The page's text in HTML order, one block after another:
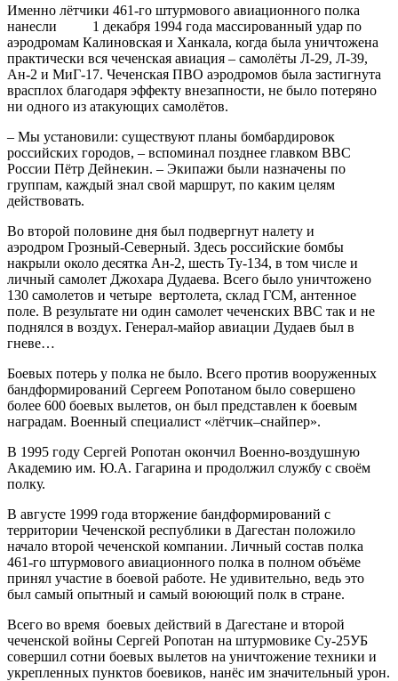
Именно лётчики 461-го штурмового авиационного полка
нанесли 1 декабря 1994 года массированный удар по
аэродромам Калиновская и Ханкала, когда была уничтожена
практически вся чеченская авиация – самолёты Л-29, Л-39,
Ан-2 и МиГ-17. Чеченская ПВО аэродромов была застигнута
врасплох благодаря эффекту внезапности, не было потеряно
ни одного из атакующих самолётов.
– Мы установили: существуют планы бомбардировок
российских городов, – вспоминал позднее главком ВВС
России Пётр Дейнекин. – Экипажи были назначены по
группам, каждый знал свой маршрут, по каким целям
действовать.
Во второй половине дня был подвергнут налету и
аэродром Грозный-Северный. Здесь российские бомбы
накрыли около десятка Ан-2, шесть Ту-134, в том числе и
личный самолет Джохара Дудаева. Всего было уничтожено
130 самолетов и четыре вертолета, склад ГСМ, антенное
поле. В результате ни один самолет чеченских ВВС так и не
поднялся в воздух. Генерал-майор авиации Дудаев был в
гневе…
Боевых потерь у полка не было. Всего против вооруженных
бандформирований Сергеем Ропотаном было совершено
более 600 боевых вылетов, он был представлен к боевым
наградам. Военный специалист «лётчик–снайпер».
В 1995 году Сергей Ропотан окончил Военно-воздушную
Академию им. Ю.А. Гагарина и продолжил службу с своём
полку.
В августе 1999 года вторжение бандформирований с
территории Чеченской республики в Дагестан положило
начало второй чеченской компании. Личный состав полка
461-го штурмового авиационного полка в полном объёме
принял участие в боевой работе. Не удивительно, ведь это
был самый опытный и самый воюющий полк в стране.
Всего во время боевых действий в Дагестане и второй
чеченской войны Сергей Ропотан на штурмовике Су-25УБ
совершил сотни боевых вылетов на уничтожение техники и
укрепленных пунктов боевиков, нанёс им значительный урон.